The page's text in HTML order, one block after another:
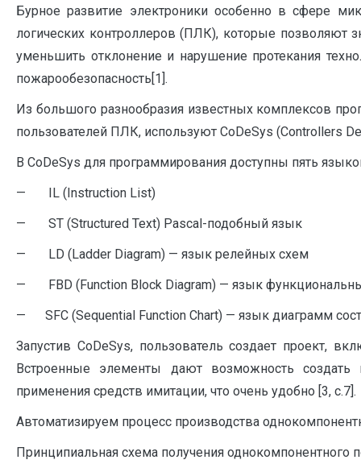
Бурное развитие электроники особенно в сфере
логических контроллеров (ПЛК), которые позволяют
уменьшить отклонение и нарушение протекания
пожарообезопасность[1].
Из большого разнообразия известных комплексов
пользователей ПЛК, используют CoDeSys (Controllers
В CoDeSys для программирования доступны пять
— IL (Instruction List)
— ST (Structured Text) Pascal-подобный язык
— LD (Ladder Diagram) — язык релейных схем
— FBD (Function Block Diagram) — язык
— SFC (Sequential Function Chart) — язык диаграмм
Запустив CoDeSys, пользователь создает проект,
Встроенные элементы дают возможность создать
применения средств имитации, что очень удобно [3, с.7].
Автоматизируем процесс производства
Принципиальная схема получения однокомпонентного